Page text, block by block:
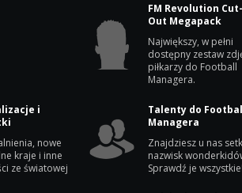
FM Revolution
Out Megapack
Największy, w pełni
dostępny zestaw
piłkarzy do Football
Managera.
i
nowe
kraje i inne
ze światowej
Talenty do
Managera
Znajdziesz u nas
nazwisk
Sprawdź je